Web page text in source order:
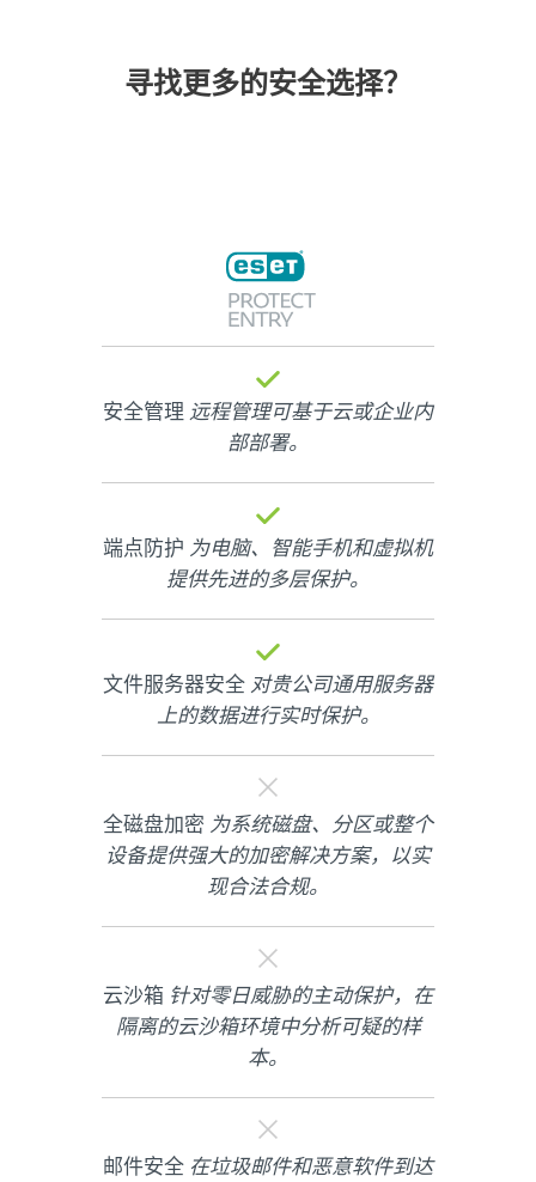
寻找更多的安全选择？
安全管理 远程管理可基于云或企业内
部部署。
端点防护 为电脑、智能手机和虚拟机
提供先进的多层保护。
文件服务器安全 对贵公司通用服务器
上的数据进行实时保护。
全磁盘加密 为系统磁盘、分区或整个
设备提供强大的加密解决方案，以实
现合法合规。
云沙箱 针对零日威胁的主动保护，在
隔离的云沙箱环境中分析可疑的样
本。
邮件安全 在垃圾邮件和恶意软件到达